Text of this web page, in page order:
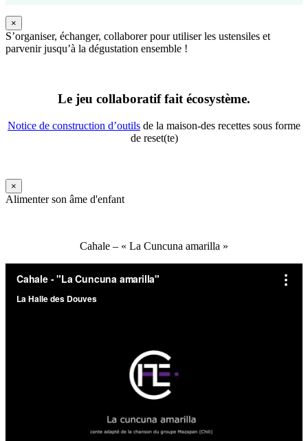
×
S’organiser, échanger, collaborer pour utiliser les ustensiles et
parvenir jusqu’à la dégustation ensemble !
Le jeu collaboratif fait écosystème.
Notice de construction d’outils de la maison-des recettes sous forme
de reset(te)
×
Alimenter son âme d'enfant
Cahale – « La Cuncuna amarilla »